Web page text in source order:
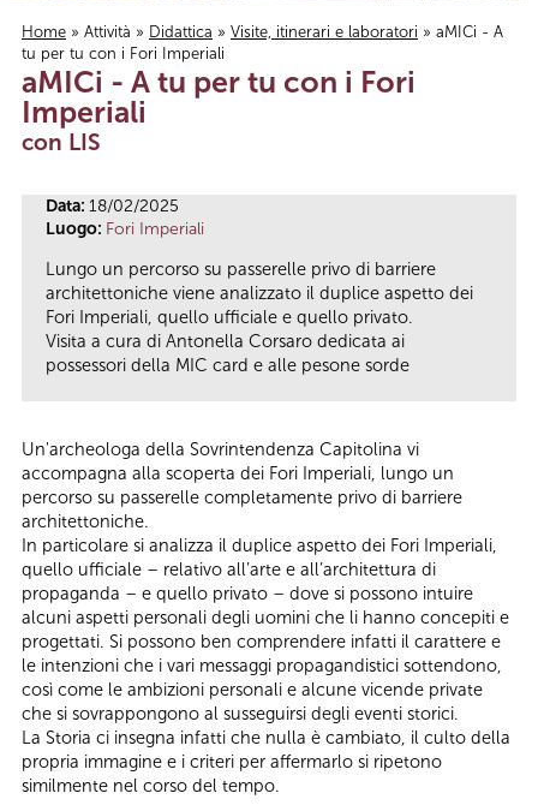
Tu sei qui
Home » Attività » Didattica » Visite, itinerari e laboratori » aMICi - A
tu per tu con i Fori Imperiali
aMICi - A tu per tu con i Fori
Imperiali
con LIS
Data: 18/02/2025
Luogo: Fori Imperiali
Lungo un percorso su passerelle privo di barriere
architettoniche viene analizzato il duplice aspetto dei
Fori Imperiali, quello ufficiale e quello privato.
Visita a cura di Antonella Corsaro dedicata ai
possessori della MIC card e alle pesone sorde
Un'archeologa della Sovrintendenza Capitolina vi
accompagna alla scoperta dei Fori Imperiali, lungo un
percorso su passerelle completamente privo di barriere
architettoniche.
In particolare si analizza il duplice aspetto dei Fori Imperiali,
quello ufficiale – relativo all’arte e all’architettura di
propaganda – e quello privato – dove si possono intuire
alcuni aspetti personali degli uomini che li hanno concepiti e
progettati. Si possono ben comprendere infatti il carattere e
le intenzioni che i vari messaggi propagandistici sottendono,
così come le ambizioni personali e alcune vicende private
che si sovrappongono al susseguirsi degli eventi storici.
La Storia ci insegna infatti che nulla è cambiato, il culto della
propria immagine e i criteri per affermarlo si ripetono
similmente nel corso del tempo.